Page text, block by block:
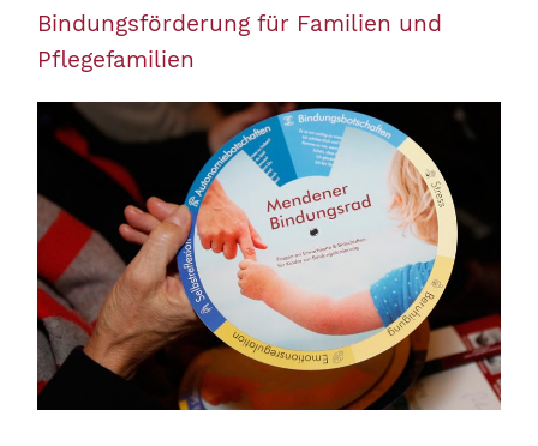
Bindungsförderung für Familien und
Pflegefamilien